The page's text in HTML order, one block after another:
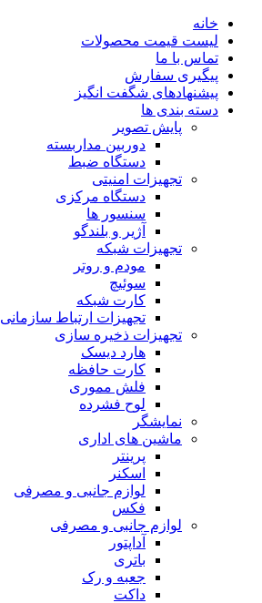
خانه
لیست قیمت محصولات
تماس با ما
پیگیری سفارش
پیشنهادهای شگفت انگیز
دسته بندی ها
پایش تصویر
دوربین مداربسته
دستگاه ضبط
تجهیزات امنیتی
دستگاه مرکزی
سنسور ها
آژیر و بلندگو
تجهیزات شبکه
مودم و روتر
سوئیچ
کارت شبکه
تجهیزات ارتباط سازمانی
تجهیزات ذخیره سازی
هارد دیسک
کارت حافظه
فلش مموری
لوح فشرده
نمایشگر
ماشین های اداری
پرینتر
اسکنر
لوازم جانبی و مصرفی
فکس
لوازم جانبی و مصرفی
آداپتور
باتری
جعبه و رک
داکت